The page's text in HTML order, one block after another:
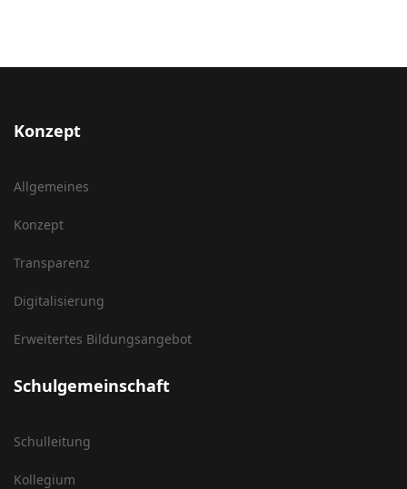
Konzept
Allgemeines
Konzept
Transparenz
Digitalisierung
Erweitertes Bildungsangebot
Schulgemeinschaft
Schulleitung
Kollegium